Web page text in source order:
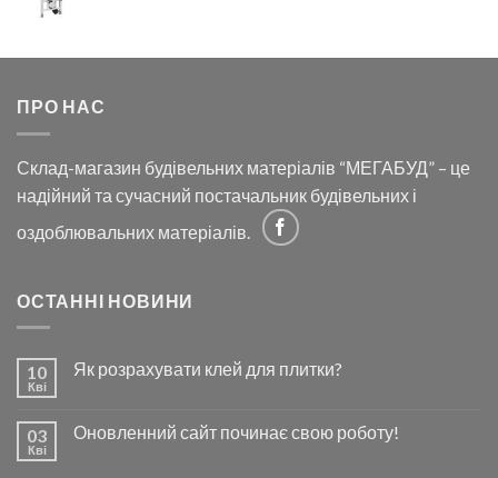
ПРО НАС
Склад-магазин будівельних матеріалів “МЕГАБУД” – це
надійний та сучасний постачальник будівельних і
оздоблювальних матеріалів.
ОСТАННІ НОВИНИ
10
Кві
Як розрахувати клей для плитки?
03
Кві
Оновленний сайт починає свою роботу!